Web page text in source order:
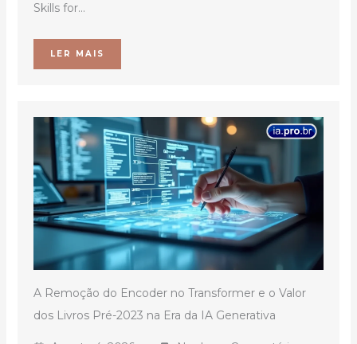
Skills for...
LER MAIS
A Remoção do Encoder no Transformer e o Valor
dos Livros Pré-2023 na Era da IA Generativa